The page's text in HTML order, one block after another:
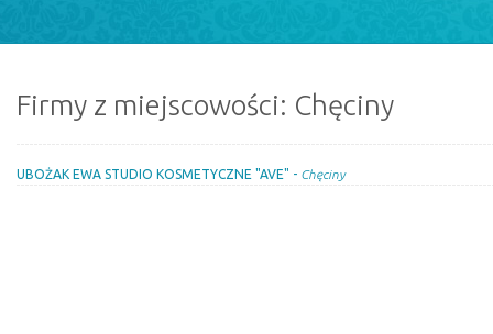
Firmy z miejscowości: Chęciny
UBOŻAK EWA STUDIO KOSMETYCZNE "AVE" - Chęciny